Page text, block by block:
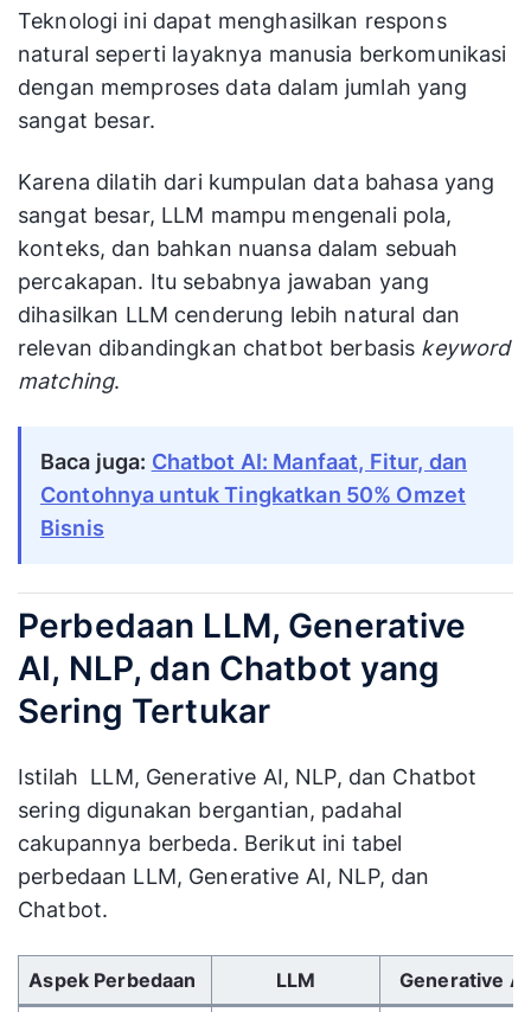
Teknologi ini dapat menghasilkan respons
natural seperti layaknya manusia berkomunikasi
dengan memproses data dalam jumlah yang
sangat besar.
Karena dilatih dari kumpulan data bahasa yang
sangat besar, LLM mampu mengenali pola,
konteks, dan bahkan nuansa dalam sebuah
percakapan. Itu sebabnya jawaban yang
dihasilkan LLM cenderung lebih natural dan
relevan dibandingkan chatbot berbasis keyword
matching.
Baca juga: Chatbot AI: Manfaat, Fitur, dan
Contohnya untuk Tingkatkan 50% Omzet
Bisnis
Perbedaan LLM, Generative
AI, NLP, dan Chatbot yang
Sering Tertukar
Istilah LLM, Generative AI, NLP, dan Chatbot
sering digunakan bergantian, padahal
cakupannya berbeda. Berikut ini tabel
perbedaan LLM, Generative AI, NLP, dan
Chatbot.
Gunakan tombol panah kiri/kanan untuk
Aspek Perbedaan LLM Generative AI